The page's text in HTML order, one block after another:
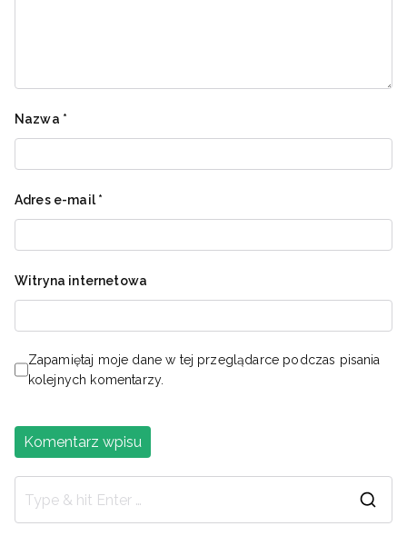
Nazwa *
Adres e-mail*
Witryna internetowa
Zapamiętaj moje dane w tej przeglądarce podczas pisania
kolejnych komentarzy.